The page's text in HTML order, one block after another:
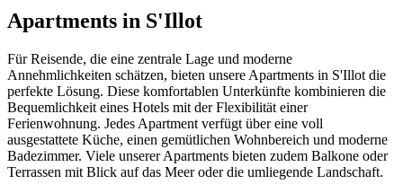
Apartments in S'Illot
Für Reisende, die eine zentrale Lage und moderne
Annehmlichkeiten schätzen, bieten unsere Apartments in S'Illot die
perfekte Lösung. Diese komfortablen Unterkünfte kombinieren die
Bequemlichkeit eines Hotels mit der Flexibilität einer
Ferienwohnung. Jedes Apartment verfügt über eine voll
ausgestattete Küche, einen gemütlichen Wohnbereich und moderne
Badezimmer. Viele unserer Apartments bieten zudem Balkone oder
Terrassen mit Blick auf das Meer oder die umliegende Landschaft.